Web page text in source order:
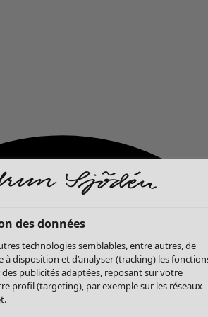
des données
technologies semblables, entre autres, de
disposition et d’analyser (tracking) les
publicités adaptées, reposant sur votre
profil (targeting), par exemple sur les réseaux